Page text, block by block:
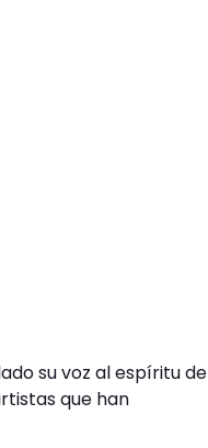
su voz al espíritu de
que han